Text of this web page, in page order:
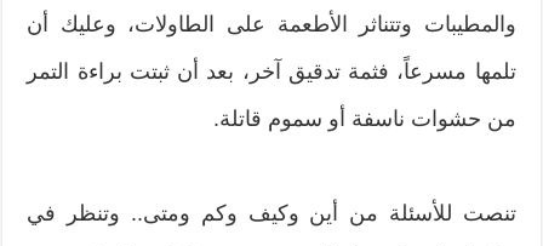
والمطيبات وتتناثر الأطعمة على الطاولات، وعليك أن
تلمها مسرعاً، فثمة تدقيق آخر، بعد أن ثبتت براءة التمر
من حشوات ناسفة أو سموم قاتلة.
تنصت للأسئلة من أين وكيف وكم ومتى.. وتنظر في